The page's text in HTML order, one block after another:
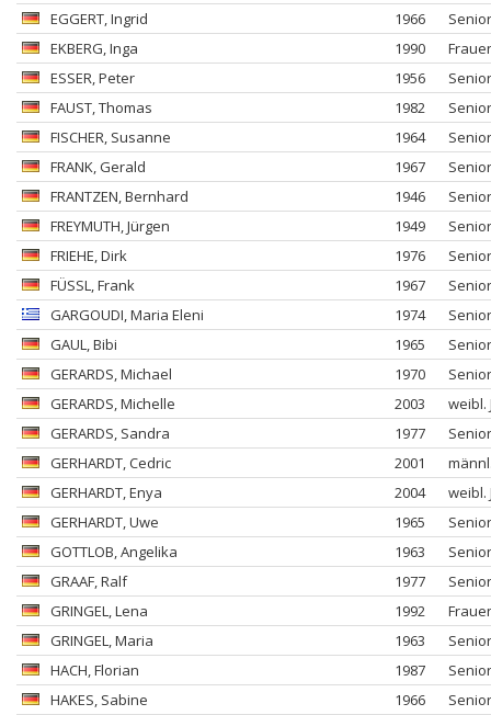
EGGERT, Ingrid 1966
EKBERG, Inga 1990
ESSER, Peter 1956
FAUST, Thomas 1982
FISCHER, Susanne 1964
FRANK, Gerald 1967
FRANTZEN, Bernhard 1946
FREYMUTH, Jürgen 1949
FRIEHE, Dirk 1976
FÜSSL, Frank 1967
GARGOUDI, Maria Eleni 1974
GAUL, Bibi 1965
GERARDS, Michael 1970
GERARDS, Michelle 2003
weibl.
GERARDS, Sandra 1977
GERHARDT, Cedric 2001
GERHARDT, Enya 2004
weibl.
GERHARDT, Uwe 1965
GOTTLOB, Angelika 1963
GRAAF, Ralf 1977
GRINGEL, Lena 1992
GRINGEL, Maria 1963
HACH, Florian 1987
HAKES, Sabine 1966